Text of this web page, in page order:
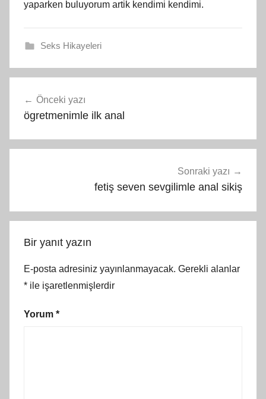
yaparken buluyorum artik kendimi kendimi.
Seks Hikayeleri
gezinmesi
Önceki yazı
ögretmenimle ilk anal
Sonraki yazı
fetiş seven sevgilimle anal sikiş
Bir yanıt yazın
E-posta adresiniz yayınlanmayacak. Gerekli alanlar
* ile işaretlenmişlerdir
Yorum *